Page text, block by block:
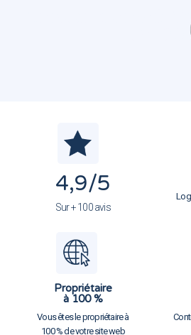
Création site web
4,9/5
Sur + 100 avis
Propriétaire
à 100 %
Vous êtes le propriétaire à
100 % de votre site web